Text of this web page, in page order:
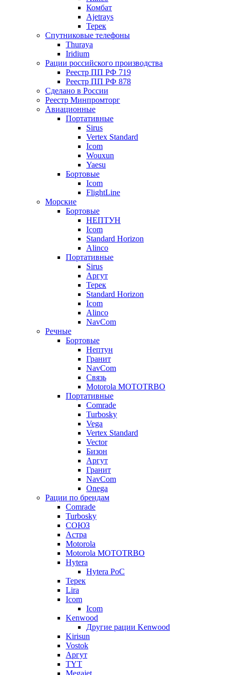
Комбат
Ajetrays
Терек
Спутниковые телефоны
Thuraya
Iridium
Рации российского производства
Реестр ПП РФ 719
Реестр ПП РФ 878
Сделано в России
Реестр Минпромторг
Авиационные
Портативные
Sirus
Vertex Standard
Icom
Wouxun
Yaesu
Бортовые
Icom
FlightLine
Морские
Бортовые
НЕПТУН
Icom
Standard Horizon
Alinco
Портативные
Sirus
Аргут
Терек
Standard Horizon
Icom
Alinco
NavCom
Речные
Бортовые
Нептун
Гранит
NavCom
Связь
Motorola MOTOTRBO
Портативные
Comrade
Turbosky
Vega
Vertex Standard
Vector
Бизон
Аргут
Гранит
NavCom
Onega
Рации по брендам
Comrade
Turbosky
СОЮЗ
Астра
Motorola
Motorola MOTOTRBO
Hytera
Hytera PoC
Терек
Lira
Icom
Icom
Kenwood
Другие рации Kenwood
Kirisun
Vostok
Аргут
TYT
Megajet